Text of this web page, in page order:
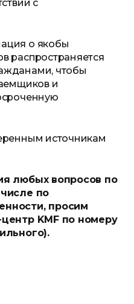
с
о якобы
распространяется
, чтобы
и
источникам
любых вопросов по
по
, просим
центр KMF по номеру